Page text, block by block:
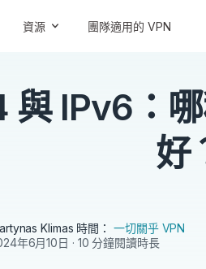
資源 團隊適用的 VPN
與 IPv6：
好
Klimas 時間：一切關乎 VPN
年6月10日 · 10 分鐘閱讀時長